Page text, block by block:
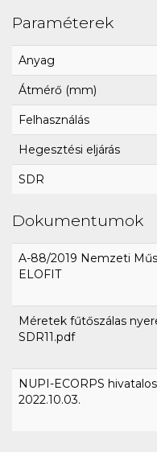
Paraméterek
Anyag
Átmérő (mm)
Felhasználás
Hegesztési eljárás
SDR
Dokumentumok
A-88/2019 Nemzeti
ELOFIT
Méretek fűtőszálas
SDR11.pdf
NUPI-ECORPS
2022.10.03.